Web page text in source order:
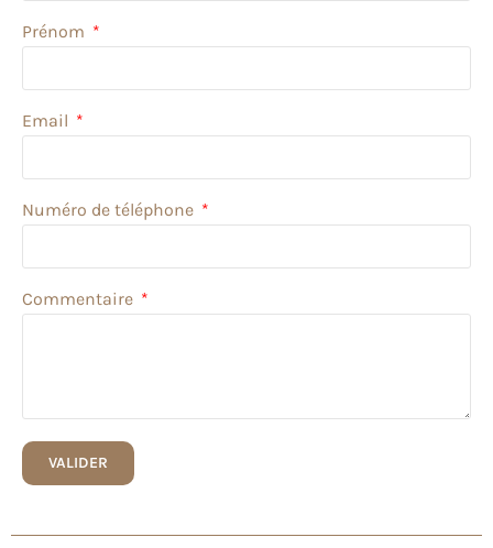
Prénom
Email
Numéro de téléphone
Commentaire
VALIDER